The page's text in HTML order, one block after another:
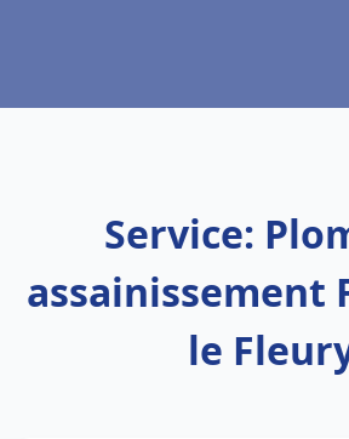
Service:
assainissement
le